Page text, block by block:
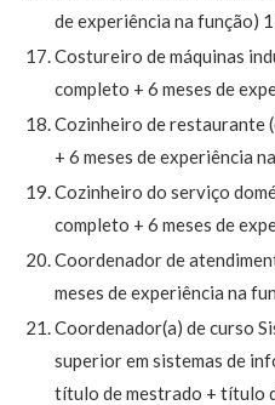
de experiência na função)
Costureiro de máquinas
completo + 6 meses de
Cozinheiro de restaurante
+ 6 meses de experiência
Cozinheiro do serviço
completo + 6 meses de
Coordenador de
meses de experiência na
Coordenador(a) de curso
superior em sistemas de
título de mestrado + título